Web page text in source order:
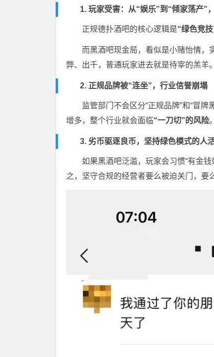
1. 玩家受害：从“娱乐”到“倾家荡产”
正规德扑酒吧的核心逻辑是“绿色竞技
而黑酒吧现金局，看似是小赌怡情，
弊、出千，普通玩家进去就是待宰的羔羊。
2. 正规品牌被“连坐”，行业信誉崩塌
监管部门不会区分“正规品牌”和“冒牌
增多，整个行业就会面临“一刀切”的风险。
3. 劣币驱逐良币，坚持绿色模式的人
如果黑酒吧泛滥，玩家会习惯“有金钱
之，坚守合规的经营者要么被迫关门，